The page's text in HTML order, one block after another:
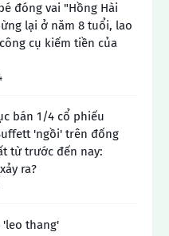
đóng vai "Hồng Hài
lại ở năm 8 tuổi, lao
cụ kiếm tiền của
bán 1/4 cổ phiếu
'ngồi' trên đống
từ ​​trước đến nay:
ra?
'leo thang'